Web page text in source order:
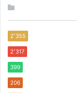
2٬355
2٬317
399
206